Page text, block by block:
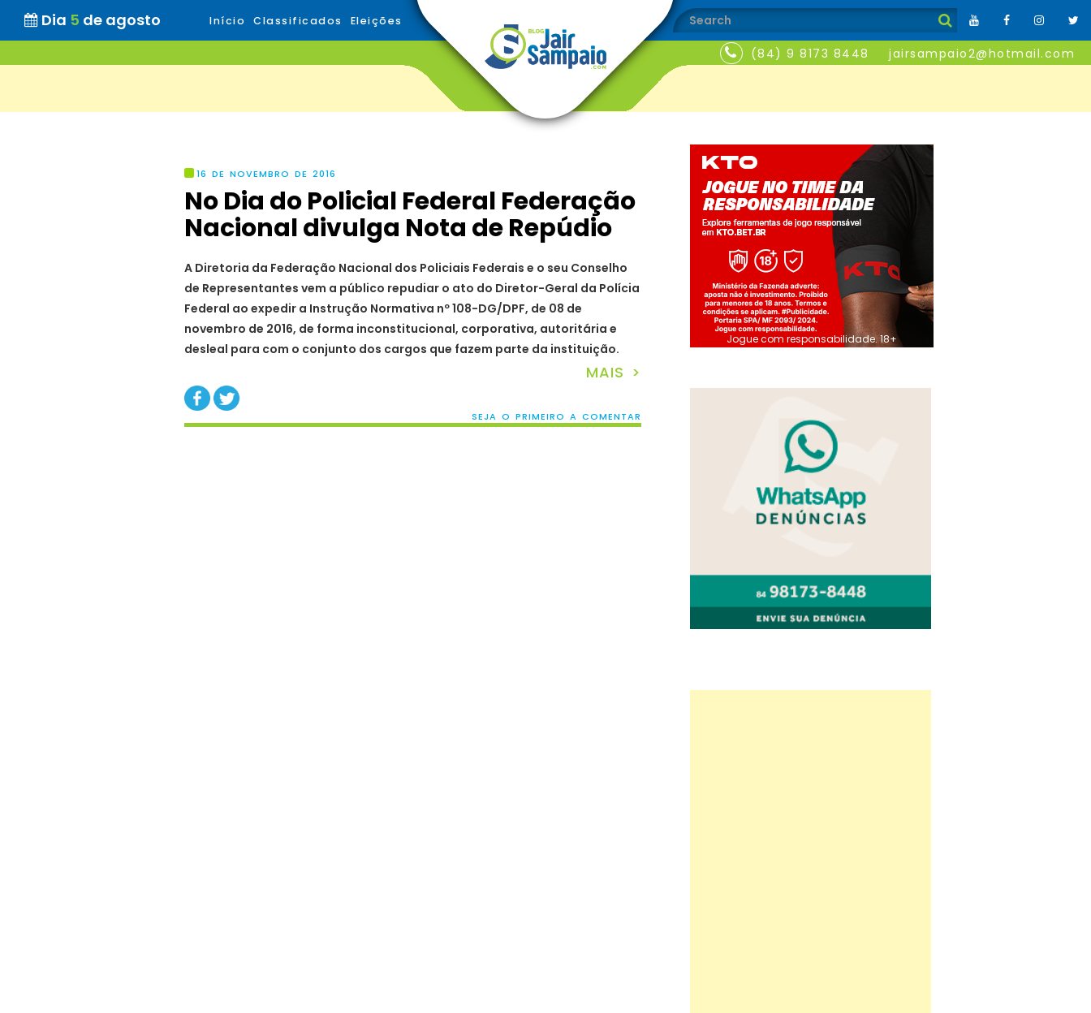
Dia 5 de agosto Início Classificados Eleições
(84) 9 8173 8448 jairsampaio2@hotmail.com
16 DE NOVEMBRO DE 2016
No Dia do Policial Federal Federação
Nacional divulga Nota de Repúdio
A Diretoria da Federação Nacional dos Policiais Federais e o seu Conselho
de Representantes vem a público repudiar o ato do Diretor-Geral da Polícia
Federal ao expedir a Instrução Normativa nº 108-DG/DPF, de 08 de
novembro de 2016, de forma inconstitucional, corporativa, autoritária e
desleal para com o conjunto dos cargos que fazem parte da instituição.
MAIS >
SEJA O PRIMEIRO A COMENTAR
Jogue com responsabilidade. 18+